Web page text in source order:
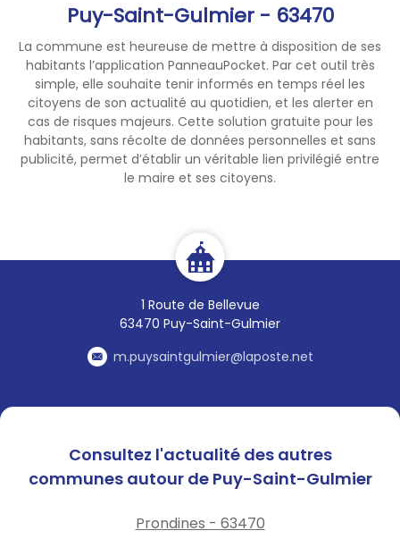
Puy-Saint-Gulmier - 63470
La commune est heureuse de mettre à disposition de ses
habitants l’application PanneauPocket. Par cet outil très
simple, elle souhaite tenir informés en temps réel les
citoyens de son actualité au quotidien, et les alerter en
cas de risques majeurs. Cette solution gratuite pour les
habitants, sans récolte de données personnelles et sans
publicité, permet d’établir un véritable lien privilégié entre
le maire et ses citoyens.
1 Route de Bellevue
63470 Puy-Saint-Gulmier
m.puysaintgulmier@laposte.net
Consultez l'actualité des autres
communes autour de Puy-Saint-Gulmier
Prondines - 63470